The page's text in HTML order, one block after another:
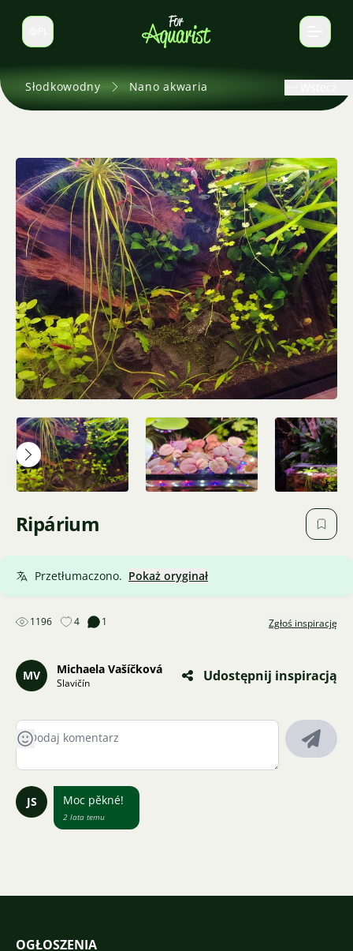
Zmień język
Słodkowodny Nano akwaria
Ripárium
Przetłumaczono. Pokaż oryginał
1196 4 1 Zgłoś inspirację
MV Michaela Vašíčková
Slavičín Udostępnij inspiracją
JS Moc pěkné!
2 lata temu
OGŁOSZENIA